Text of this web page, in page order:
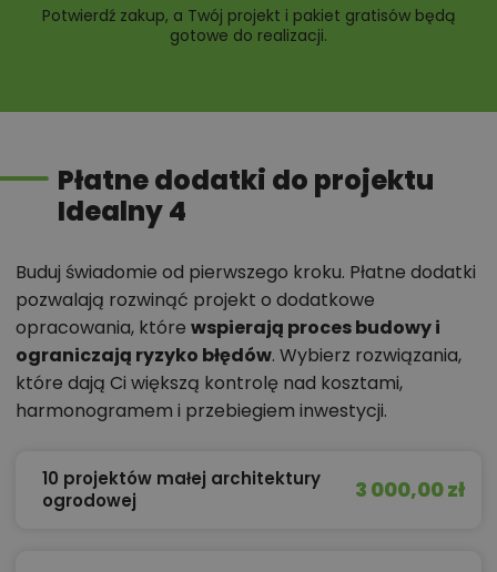
Potwierdź zakup, a Twój projekt i pakiet gratisów będą
gotowe do realizacji.
Płatne dodatki do projektu
Idealny 4
Buduj świadomie od pierwszego kroku. Płatne dodatki
pozwalają rozwinąć projekt o dodatkowe
opracowania, które wspierają proces budowy i
ograniczają ryzyko błędów. Wybierz rozwiązania,
które dają Ci większą kontrolę nad kosztami,
harmonogramem i przebiegiem inwestycji.
10 projektów małej architektury
ogrodowej
3 000,00 zł